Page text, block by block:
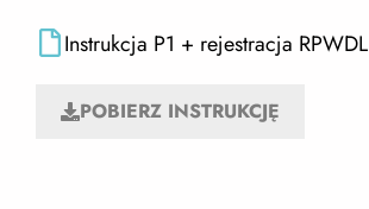
Instrukcja P1 + rejestracja RPWDL
POBIERZ INSTRUKCJĘ